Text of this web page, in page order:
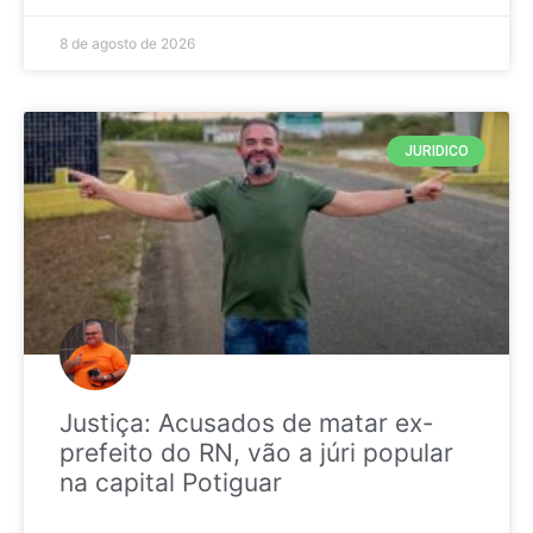
8 de agosto de 2026
JURIDICO
Justiça: Acusados de matar ex-
prefeito do RN, vão a júri popular
na capital Potiguar